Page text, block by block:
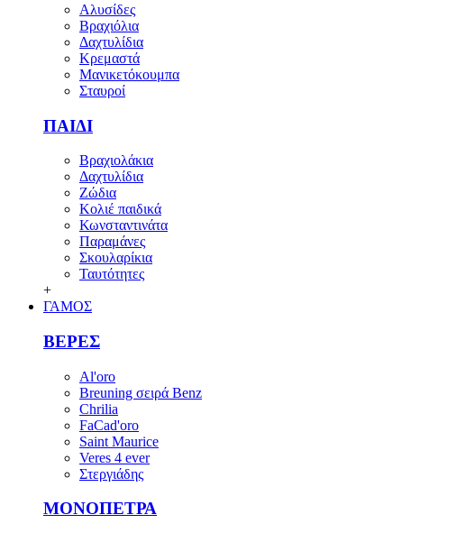
Αλυσίδες
Βραχιόλια
Δαχτυλίδια
Κρεμαστά
Μανικετόκουμπα
Σταυροί
ΠΑΙΔΙ
Βραχιολάκια
Δαχτυλίδια
Ζώδια
Κολιέ παιδικά
Κωνσταντινάτα
Παραμάνες
Σκουλαρίκια
Ταυτότητες
+
ΓΑΜΟΣ
ΒΕΡΕΣ
Al'oro
Breuning σειρά Benz
Chrilia
FaCad'oro
Saint Maurice
Veres 4 ever
Στεργιάδης
ΜΟΝΟΠΕΤΡΑ